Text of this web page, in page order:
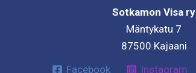
Sotkamon Visa ry
Mäntykatu 7
87500 Kajaani
Facebook
Instagram